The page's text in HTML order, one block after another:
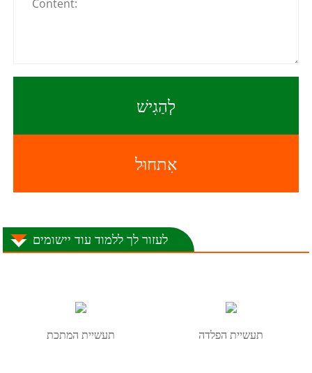
לְהַגִישׁ
אִתחוּל
לעזור לך ללמוד עוד יישומים
תעשיית המתכת תעשיית הפלדה